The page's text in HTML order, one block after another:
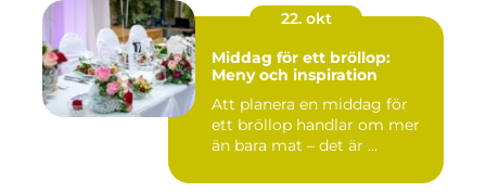
22. okt
Middag för ett bröllop:
Meny och inspiration
Att planera en middag för
ett bröllop handlar om mer
än bara mat – det är ...